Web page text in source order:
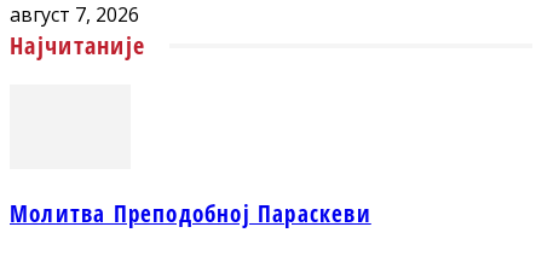
август 7, 2026
Најчитаније
Молитва Преподобној Параскеви